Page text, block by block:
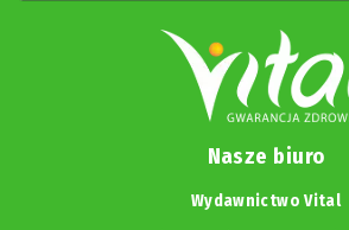
Nasze biuro
Wydawnictwo Vital